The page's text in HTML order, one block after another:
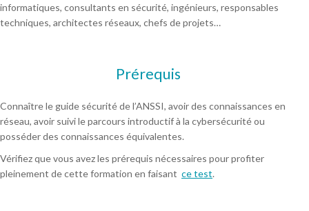
informatiques, consultants en sécurité, ingénieurs, responsables
techniques, architectes réseaux, chefs de projets…
Prérequis
Connaître le guide sécurité de l’ANSSI, avoir des connaissances en
réseau, avoir suivi le parcours introductif à la cybersécurité ou
posséder des connaissances équivalentes.
Vérifiez que vous avez les prérequis nécessaires pour profiter
pleinement de cette formation en faisant ce test.